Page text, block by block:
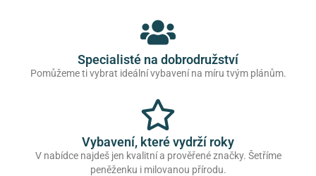
Specialisté na dobrodružství
Pomůžeme ti vybrat ideální vybavení na míru tvým plánům.
Vybavení, které vydrží roky
V nabídce najdeš jen kvalitní a prověřené značky. Šetříme
peněženku i milovanou přírodu.